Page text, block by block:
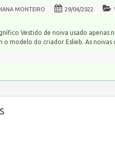
MONTEIRO 29/04/2022
Vestido de noiva usado apenas
o modelo do criador Eslieb. As noivas